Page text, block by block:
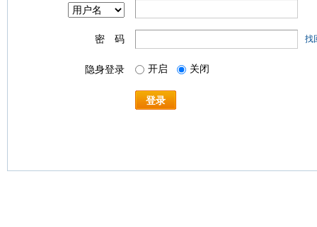
密 码 找
隐身登录 开启 关闭
登录